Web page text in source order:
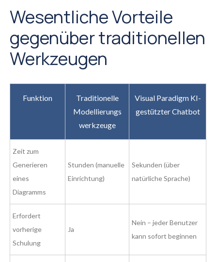
Wesentliche Vorteile
gegenüber traditionellen
Werkzeugen
Funktion
Traditionelle
Modellierungs
werkzeuge
Visual Paradigm KI-
gestützter Chatbot
Zeit zum
Generieren
eines
Diagramms
Stunden (manuelle
Einrichtung)
Sekunden (über
natürliche Sprache)
Erfordert
vorherige
Schulung
Ja
Nein – jeder Benutzer
kann sofort beginnen